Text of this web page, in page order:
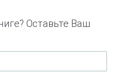
Оставьте Ваш